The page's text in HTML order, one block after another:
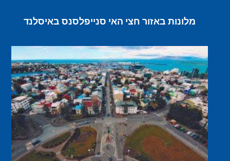
מלונות באזור חצי האי סנייפלסנס באיסלנד